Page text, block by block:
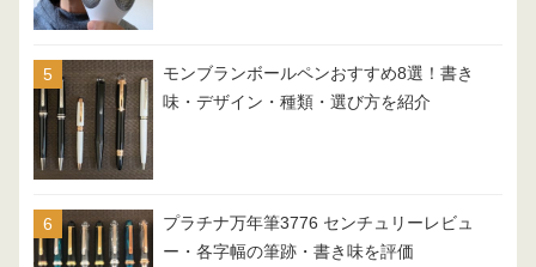
モンブランボールペンおすすめ8選！書き
味・デザイン・種類・選び方を紹介
プラチナ万年筆3776 センチュリーレビュ
ー・各字幅の筆跡・書き味を評価